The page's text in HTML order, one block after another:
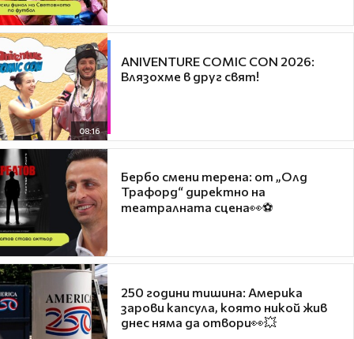
08:16
ANIVENTURE COMIC CON 2026:
Влязохме в друг свят!
Бербо смени терена: от „Олд
Трафорд“ директно на
театралната сцена👀⚽
250 години тишина: Америка
зарови капсула, която никой жив
днес няма да отвори👀💥